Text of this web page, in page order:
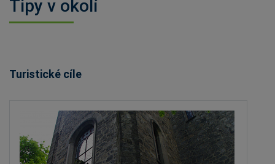
Tipy v okolí
Turistické cíle